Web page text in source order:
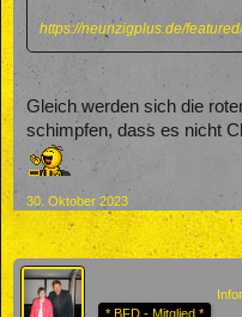
https://neunzigplus.de/
Gleich werden sich die
schimpfen, dass es nicht
30. Oktober 2023
* BFD - Mitglied *